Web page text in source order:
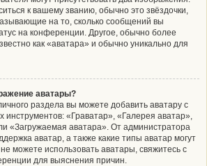
к вашему званию, обычно это звёздочки,
на то, сколько сообщений вы
на конференции. Другое, обычно более
как «аватара» и обычно уникально для
аватары?
раздела вы можете добавить аватару с
инструментов: «Граватар», «Галерея аватар»,
«Загружаемая аватара». От администратора
аватар, а также какие типы аватар могут
можете использовать аватары, свяжитесь с
для выяснения причин.